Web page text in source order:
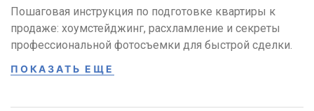
Пошаговая инструкция по подготовке квартиры к
продаже: хоумстейджинг, расхламление и секреты
профессиональной фотосъемки для быстрой сделки.
ПОКАЗАТЬ ЕЩЕ